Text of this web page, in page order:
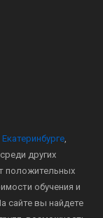
других
положительных
обучения и
сайте вы найдете